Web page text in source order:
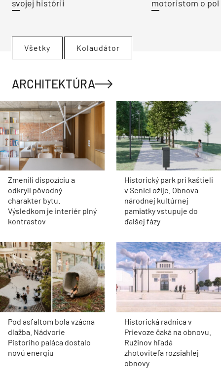
svojej histórii motoristom o pol
Všetky Kolaudátor
ARCHITEKTÚRA
Zmenili dispozíciu a
odkryli pôvodný
charakter bytu.
Výsledkom je interiér plný
kontrastov
Historický park pri kaštieli
v Senici ožije. Obnova
národnej kultúrnej
pamiatky vstupuje do
ďalšej fázy
Pod asfaltom bola vzácna
dlažba. Nádvorie
Pistoriho paláca dostalo
novú energiu
Historická radnica v
Prievoze čaká na obnovu.
Ružinov hľadá
zhotoviteľa rozsiahlej
obnovy